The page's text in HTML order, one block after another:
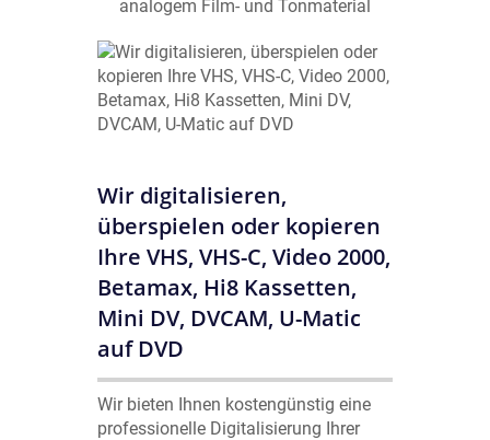
Wir digitalisieren,
überspielen oder kopieren
Ihre VHS, VHS-C, Video 2000,
Betamax, Hi8 Kassetten,
Mini DV, DVCAM, U-Matic
auf DVD
Wir bieten Ihnen kostengünstig eine
professionelle Digitalisierung Ihrer